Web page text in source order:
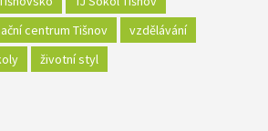
centrum Tišnov
vzdělávání
životní styl